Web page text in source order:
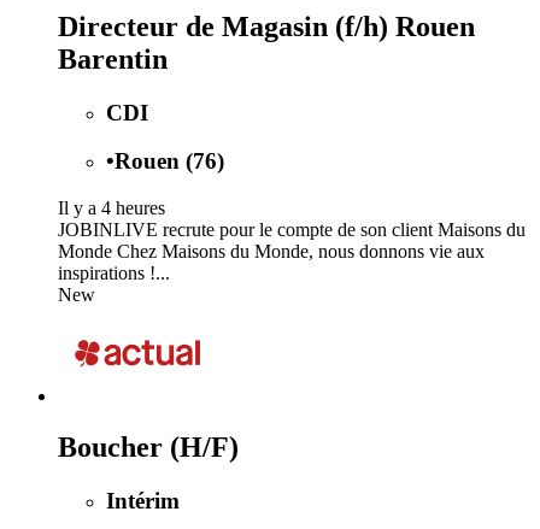
Directeur de Magasin (f/h) Rouen
Barentin
CDI
•Rouen (76)
Il y a 4 heures
JOBINLIVE recrute pour le compte de son client Maisons du
Monde Chez Maisons du Monde, nous donnons vie aux
inspirations !...
New
Boucher (H/F)
Intérim